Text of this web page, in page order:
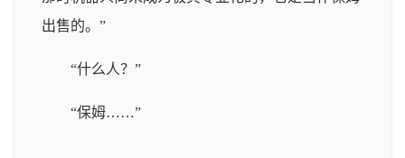
出售的。”
“什么人？”
“保姆……”